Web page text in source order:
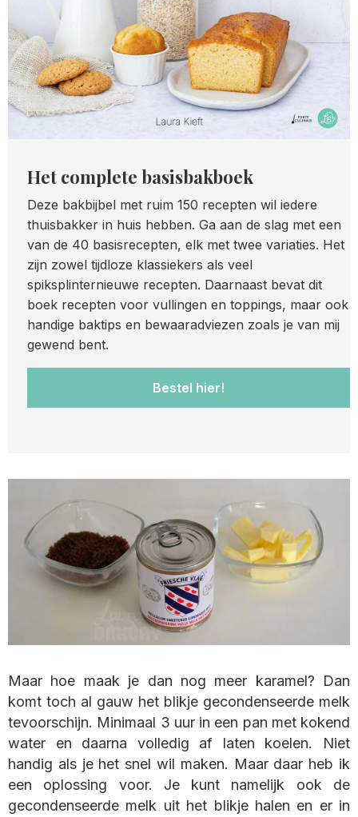
Het complete basisbakboek
Deze bakbijbel met ruim 150 recepten wil iedere
thuisbakker in huis hebben. Ga aan de slag met een
van de 40 basisrecepten, elk met twee variaties. Het
zijn zowel tijdloze klassiekers als veel
spiksplinternieuwe recepten. Daarnaast bevat dit
boek recepten voor vullingen en toppings, maar ook
handige baktips en bewaaradviezen zoals je van mij
gewend bent.
Bestel hier!
Maar hoe maak je dan nog meer karamel? Dan
komt toch al gauw het blikje gecondenseerde melk
tevoorschijn. Minimaal 3 uur in een pan met kokend
water en daarna volledig af laten koelen. Niet
handig als je het snel wil maken. Maar daar heb ik
een oplossing voor. Je kunt namelijk ook de
gecondenseerde melk uit het blikje halen en er in